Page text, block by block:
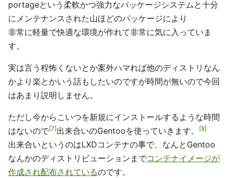
portageという柔軟かつ強力なパッケージシステムと十分
にメンテナンスされた山ほどのパッケージにより
非常に軽量で快適な環境が作れて非常に気に入っていま
す。
実は言う程怖くないとか案外ハマれば他のディストリなん
かより楽とかいう話もしたいのですが時間が無いので今回
はあまり説明しません。
ただし今からこいつを新規にインストールするような時間
はないので 7 出来合いのGentooを使っていきます。 8
出来合いというのはLXDコンテナの事で、なんとGentoo
なんかのディストリビューションまでコンテナイメージが
作成され配布されているのです。